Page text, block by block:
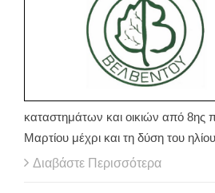
καταστημάτων και οικιών από 8ης
Μαρτίου μέχρι και τη δύση του
Διαβάστε Περισσότερα